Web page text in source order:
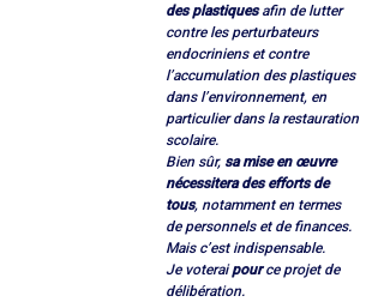
des plastiques afin de lutter
contre les perturbateurs
endocriniens et contre
l’accumulation des plastiques
dans l’environnement, en
particulier dans la restauration
scolaire.
Bien sûr, sa mise en œuvre
nécessitera des efforts de
tous, notamment en termes
de personnels et de finances.
Mais c’est indispensable.
Je voterai pour ce projet de
délibération.